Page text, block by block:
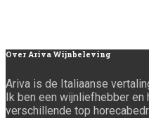
Over Ariva Wijnbeleving
Ariva is de Italiaanse
Ik ben een wijnliefhebber en
verschillende top